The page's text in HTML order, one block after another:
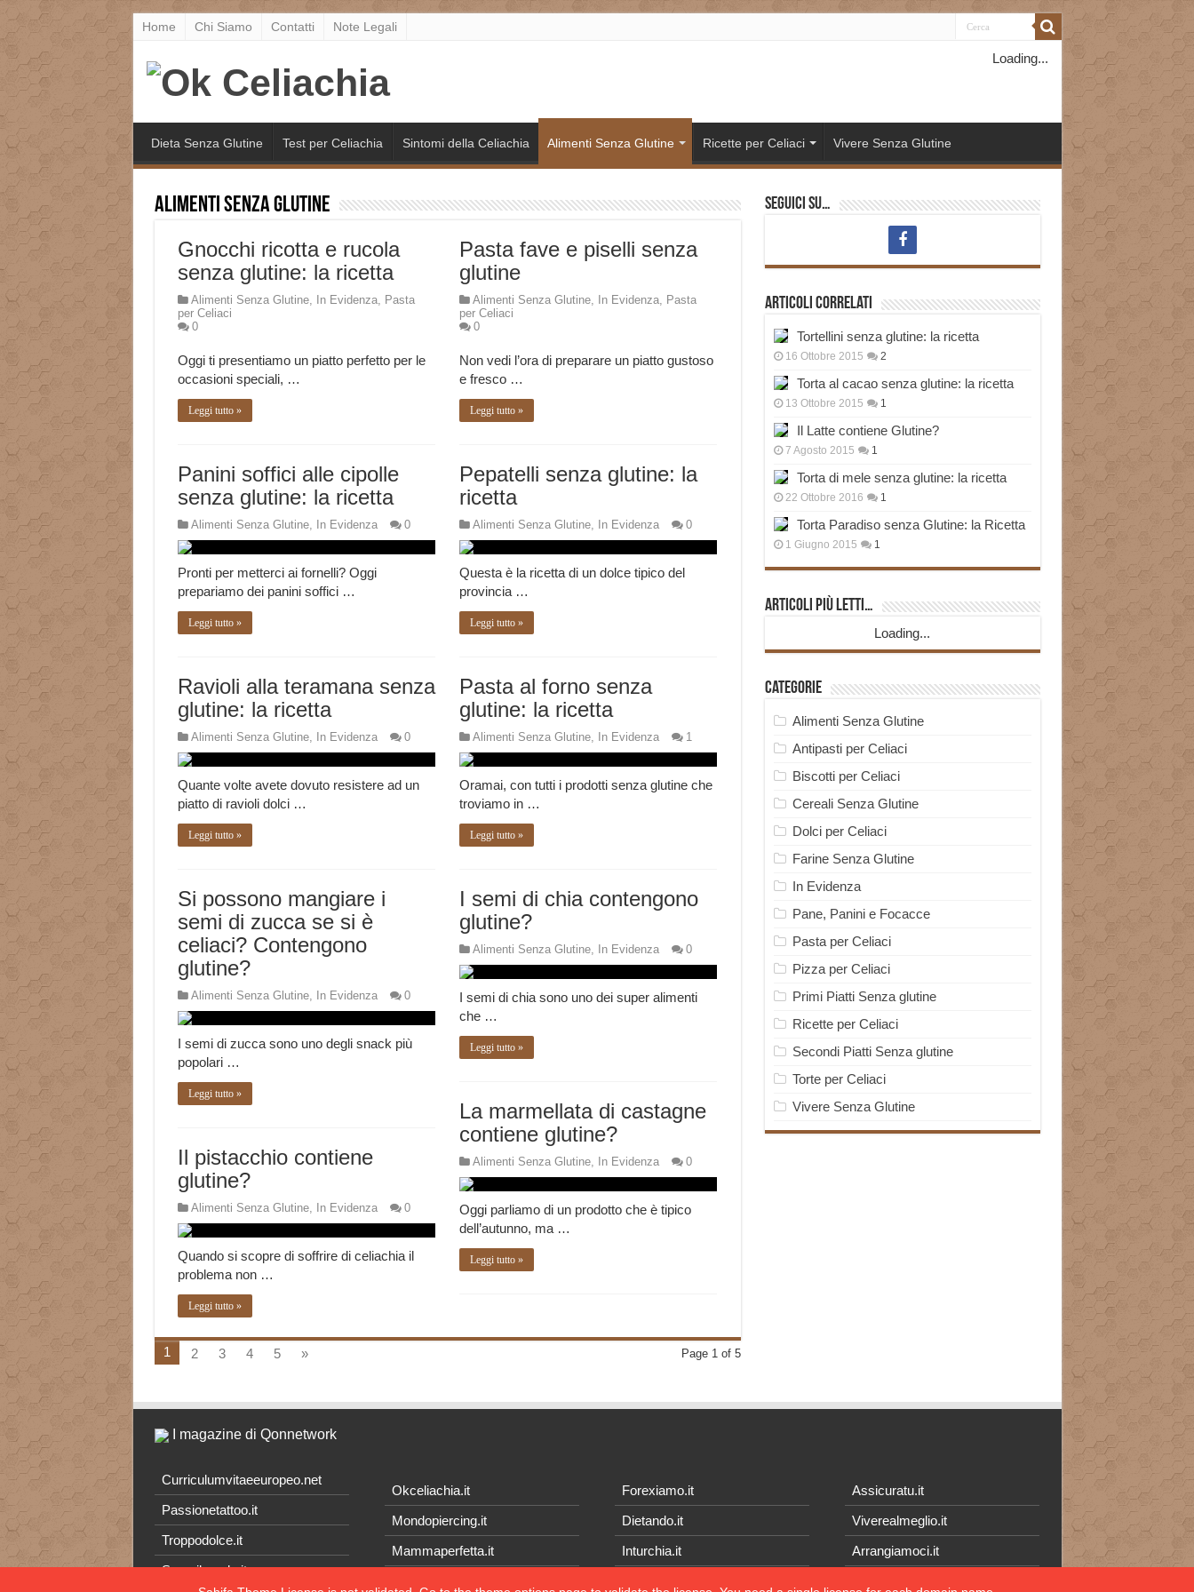
Home Chi Siamo Contatti Note Legali
Loading...
Dieta Senza Glutine Test per Celiachia Sintomi della Celiachia Alimenti Senza Glutine Ricette per Celiaci Vivere Senza Glutine
Alimenti Senza Glutine
Gnocchi ricotta e rucola
senza glutine: la ricetta
Alimenti Senza Glutine, In Evidenza, Pasta
per Celiaci
0
Oggi ti presentiamo un piatto perfetto per le
occasioni speciali, …
Leggi tutto »
Pasta fave e piselli senza
glutine
Alimenti Senza Glutine, In Evidenza, Pasta
per Celiaci
0
Non vedi l’ora di preparare un piatto gustoso
e fresco …
Leggi tutto »
Panini soffici alle cipolle
senza glutine: la ricetta
Alimenti Senza Glutine, In Evidenza 0
Pronti per metterci ai fornelli? Oggi
prepariamo dei panini soffici …
Leggi tutto »
Pepatelli senza glutine: la
ricetta
Alimenti Senza Glutine, In Evidenza 0
Questa è la ricetta di un dolce tipico del
provincia …
Leggi tutto »
Ravioli alla teramana senza
glutine: la ricetta
Alimenti Senza Glutine, In Evidenza 0
Quante volte avete dovuto resistere ad un
piatto di ravioli dolci …
Leggi tutto »
Pasta al forno senza
glutine: la ricetta
Alimenti Senza Glutine, In Evidenza 1
Oramai, con tutti i prodotti senza glutine che
troviamo in …
Leggi tutto »
Si possono mangiare i
semi di zucca se si è
celiaci? Contengono
glutine?
Alimenti Senza Glutine, In Evidenza 0
I semi di zucca sono uno degli snack più
popolari …
Leggi tutto »
I semi di chia contengono
glutine?
Alimenti Senza Glutine, In Evidenza 0
I semi di chia sono uno dei super alimenti
che …
Leggi tutto »
La marmellata di castagne
contiene glutine?
Alimenti Senza Glutine, In Evidenza 0
Oggi parliamo di un prodotto che è tipico
dell’autunno, ma …
Leggi tutto »
Il pistacchio contiene
glutine?
Alimenti Senza Glutine, In Evidenza 0
Quando si scopre di soffrire di celiachia il
problema non …
Leggi tutto »
Page 1 of 5
1 2 3 4 5 »
Seguici su…
Articoli correlati
Tortellini senza glutine: la ricetta
16 Ottobre 2015 2
Torta al cacao senza glutine: la ricetta
13 Ottobre 2015 1
Il Latte contiene Glutine?
7 Agosto 2015 1
Torta di mele senza glutine: la ricetta
22 Ottobre 2016 1
Torta Paradiso senza Glutine: la Ricetta
1 Giugno 2015 1
Articoli più Letti…
Loading...
Categorie
Alimenti Senza Glutine
Antipasti per Celiaci
Biscotti per Celiaci
Cereali Senza Glutine
Dolci per Celiaci
Farine Senza Glutine
In Evidenza
Pane, Panini e Focacce
Pasta per Celiaci
Pizza per Celiaci
Primi Piatti Senza glutine
Ricette per Celiaci
Secondi Piatti Senza glutine
Torte per Celiaci
Vivere Senza Glutine
I magazine di Qonnetwork
Curriculumvitaeeuropeo.net
Passionetattoo.it
Troppodolce.it
Scoprilamela.it
Okceliachia.it
Mondopiercing.it
Mammaperfetta.it
Forexiamo.it
Dietando.it
Inturchia.it
Assicuratu.it
Viverealmeglio.it
Arrangiamoci.it